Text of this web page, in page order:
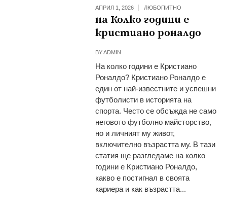
АПРИЛ 1, 2026 ЛЮБОПИТНО
на Колко години е
кристиано роналдо
BYADMIN
На колко години е Кристиано
Роналдо? Кристиано Роналдо е
един от най-известните и успешни
футболисти в историята на
спорта. Често се обсъжда не само
неговото футболно майсторство,
но и личният му живот,
включително възрастта му. В тази
статия ще разгледаме на колко
години е Кристиано Роналдо,
какво е постигнал в своята
кариера и как възрастта...